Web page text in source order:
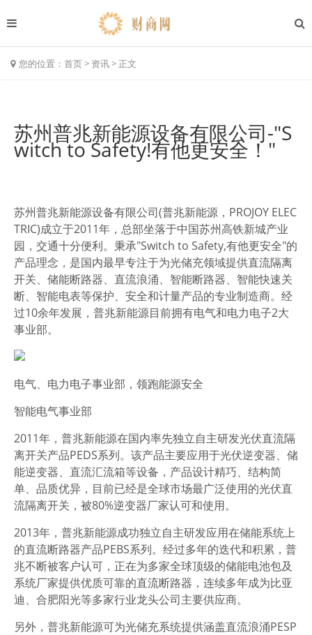
您的位置： 首页> 资讯> 正文
苏州普兆新能源设备有限公司-"S
witch to Safety!有他更安全！"
苏州普兆新能源设备有限公司(普兆新能源，PROJOY ELEC
TRIC)成立于2011年，总部坐落于中国苏州高铁新城产业
园，交通十分便利。秉承"Switch to Safety,有他更安全"的
产品理念，是国内最早专注于为光储充领域提供直流隔离
开关、储能断路器、直流浪涌、智能断路器、智能快速关
断、智能电表等保护、安全和计量产品的专业制造商。经
过10余年发展，普兆新能源目前拥有电气和电力电子2大
事业部。
电气、电力电子事业部，领跑能源安全
智能电气事业部
2011年，普兆新能源在国内率先独立自主研发光伏直流隔
离开关产品PEDS系列。该产品主要应用于光伏逆变器、储
能逆变器、直流汇流箱等设备，产品设计精巧、结构简
单、品质优异，目前已经是全球市场最广泛使用的光伏直
流隔离开关，被80%逆变器厂家认可和使用。
2013年，普兆新能源成功独立自主研发应用在储能系统上
的直流断路器产品PEBS系列。经过多年的迭代和积累，普
兆不断被客户认可，正在为多家全球顶级的储能电池包及
系统厂家提供优质可靠的直流断路器，连续多年成为比亚
迪、合肥阳光等多家行业龙头公司主要供应商。
另外，普兆新能源可为光储充系统提供涵盖直流浪涌PESP